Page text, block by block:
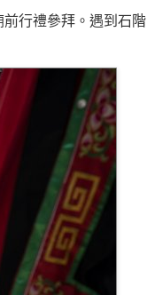
行禮參拜。遇到石階